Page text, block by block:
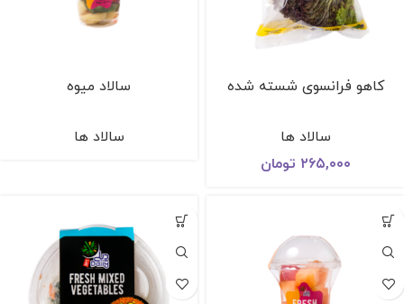
کاهو فرانسوی شسته شده
سالاد ها
۲۶۵,۰۰۰ تومان
سالاد میوه
سالاد ها